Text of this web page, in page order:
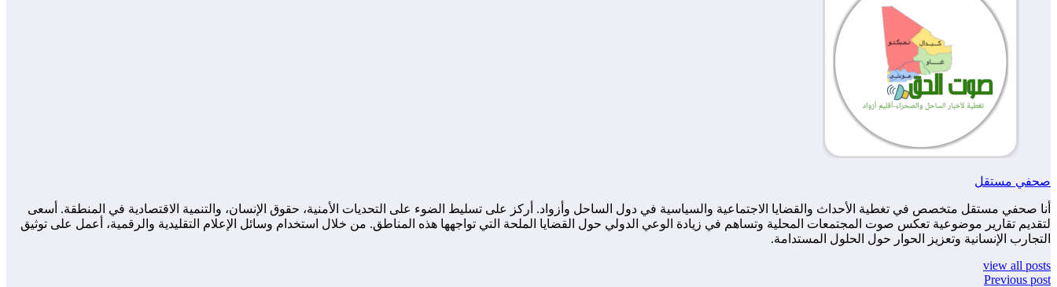
صحفي مستقل
أنا صحفي مستقل متخصص في تغطية الأحداث والقضايا الاجتماعية والسياسية في دول الساحل وأزواد. أركز على تسليط الضوء على التحديات الأمنية، حقوق الإنسان، والتنمية الاقتصادية في المنطقة. أسعى
لتقديم تقارير موضوعية تعكس صوت المجتمعات المحلية وتساهم في زيادة الوعي الدولي حول القضايا الملحة التي تواجهها هذه المناطق. من خلال استخدام وسائل الإعلام التقليدية والرقمية، أعمل على توثيق
التجارب الإنسانية وتعزيز الحوار حول الحلول المستدامة.
view all posts
Previous post